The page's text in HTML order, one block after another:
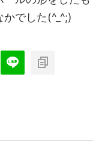
でした(^_^;)